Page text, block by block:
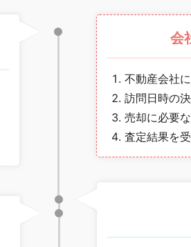
会
不動産会社
訪問日時の
売却に必要
査定結果を